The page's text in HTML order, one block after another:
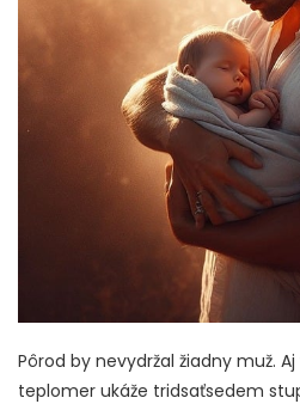
Pôrod by nevydržal žiadny muž.
teplomer ukáže tridsaťsedem